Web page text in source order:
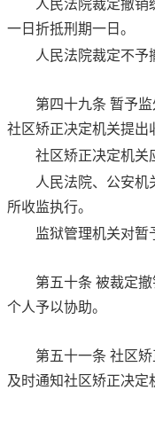
人民法院裁定撤
一日折抵刑期一日。
人民法院裁定不
第四十九条 暂予
社区矫正决定机关提出
社区矫正决定机关
人民法院、公安
所收监执行。
监狱管理机关对
第五十条 被裁定
个人予以协助。
第五十一条 社区
及时通知社区矫正决